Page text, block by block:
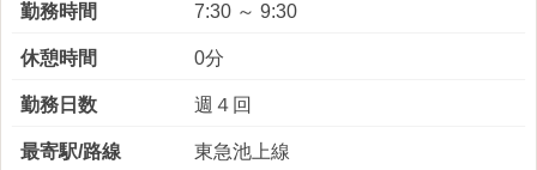
勤務時間 7:30 ～ 9:30
休憩時間 0分
勤務日数 週４回
最寄駅/路線 東急池上線